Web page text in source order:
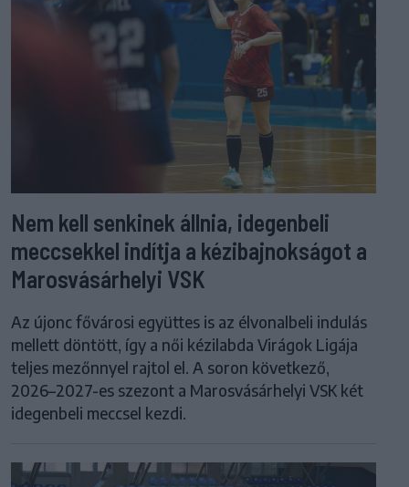
Nem kell senkinek állnia, idegenbeli
meccsekkel indítja a kézibajnokságot a
Marosvásárhelyi VSK
Az újonc fővárosi együttes is az élvonalbeli indulás
mellett döntött, így a női kézilabda Virágok Ligája
teljes mezőnnyel rajtol el. A soron következő,
2026–2027-es szezont a Marosvásárhelyi VSK két
idegenbeli meccsel kezdi.